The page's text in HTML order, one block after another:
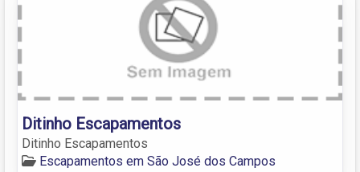
Ditinho Escapamentos
Ditinho Escapamentos
Escapamentos em São José dos Campos